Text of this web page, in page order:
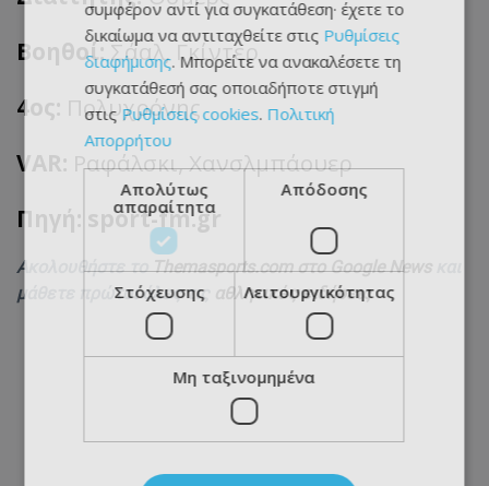
Βοηθοί:Σάαλ, Γκίντερ
4ος: Πολυχρόνης
VAR: Ραφάλσκι, Χανσλμπάουερ
Πηγή: sport-fm.gr
Ακολουθήστε τοThemasports.com στο Google News
μάθετε πρώτοι όλες τις
αθλητικές ειδήσεις
συμφέρον αντί για συγκατάθεση· έχετε το
δικαίωμα να αντιταχθείτε στις Ρυθμίσεις
διαφήμισης. Μπορείτε να ανακαλέσετε τη
συγκατάθεσή σας οποιαδήποτε στιγμή
στιςΡυθμίσεις cookies. Πολιτική
Απορρήτου
Απολύτως
απαραίτητα
Απόδοσης
Στόχευσης Λειτουργικότητας
Μη ταξινομημένα